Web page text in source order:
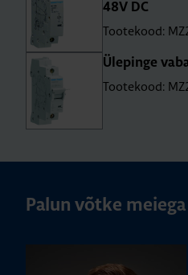
48V DC
Tootekood:
Üle­pinge
Tootekood:
Palun võtke